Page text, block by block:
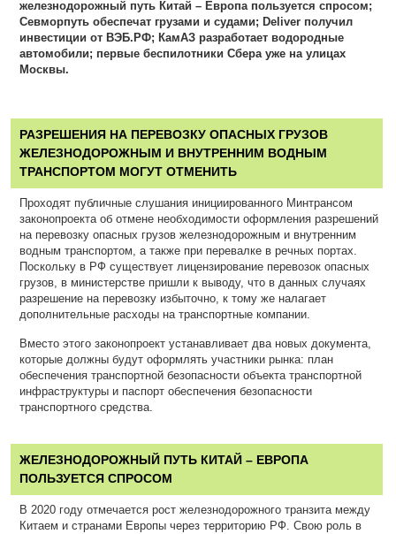
железнодорожный путь Китай – Европа пользуется спросом;
Севморпуть обеспечат грузами и судами; Deliver получил
инвестиции от ВЭБ.РФ; КамАЗ разработает водородные
автомобили; первые беспилотники Сбера уже на улицах
Москвы.
РАЗРЕШЕНИЯ НА ПЕРЕВОЗКУ ОПАСНЫХ ГРУЗОВ
ЖЕЛЕЗНОДОРОЖНЫМ И ВНУТРЕННИМ ВОДНЫМ
ТРАНСПОРТОМ МОГУТ ОТМЕНИТЬ
Проходят публичные слушания инициированного Минтрансом
законопроекта об отмене необходимости оформления разрешений
на перевозку опасных грузов железнодорожным и внутренним
водным транспортом, а также при перевалке в речных портах.
Поскольку в РФ существует лицензирование перевозок опасных
грузов, в министерстве пришли к выводу, что в данных случаях
разрешение на перевозку избыточно, к тому же налагает
дополнительные расходы на транспортные компании.
Вместо этого законопроект устанавливает два новых документа,
которые должны будут оформлять участники рынка: план
обеспечения транспортной безопасности объекта транспортной
инфраструктуры и паспорт обеспечения безопасности
транспортного средства.
ЖЕЛЕЗНОДОРОЖНЫЙ ПУТЬ КИТАЙ – ЕВРОПА
ПОЛЬЗУЕТСЯ СПРОСОМ
В 2020 году отмечается рост железнодорожного транзита между
Китаем и странами Европы через территорию РФ. Свою роль в